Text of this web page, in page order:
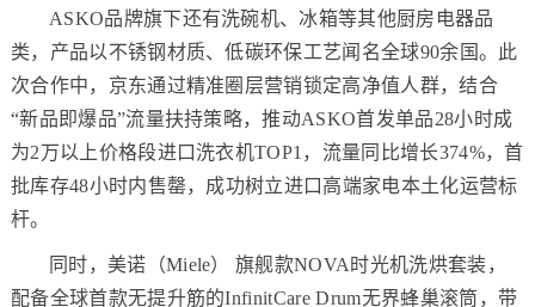
ASKO品牌旗下还有洗碗机、冰箱等其他厨房电器品
类，产品以不锈钢材质、低碳环保工艺闻名全球90余国。此
次合作中，京东通过精准圈层营销锁定高净值人群，结合
“新品即爆品”流量扶持策略，推动ASKO首发单品28小时成
为2万以上价格段进口洗衣机TOP1，流量同比增长374%，首
批库存48小时内售罄，成功树立进口高端家电本土化运营标
杆。
同时，美诺（Miele） 旗舰款NOVA时光机洗烘套装，
配备全球首款无提升筋的InfinitCare Drum无界蜂巢滚筒，带